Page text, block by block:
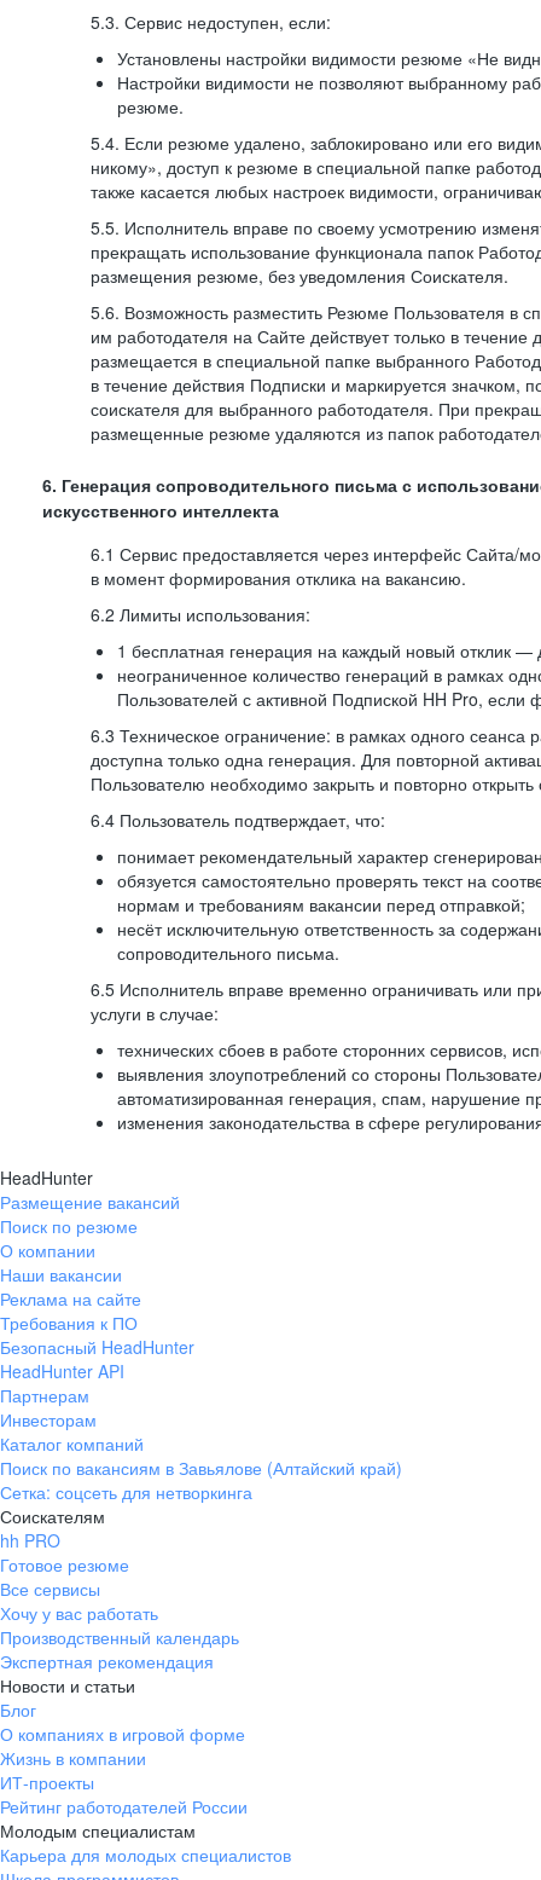
5.3. Сервис недоступен, если:
Установлены настройки видимости резюме «Не
Настройки видимости не позволяют выбранному
резюме.
5.4. Если резюме удалено, заблокировано или его
никому», доступ к резюме в специальной папке
также касается любых настроек видимости,
5.5. Исполнитель вправе по своему усмотрению
прекращать использование функционала папок
размещения резюме, без уведомления Соискателя.
5.6. Возможность разместить Резюме Пользователя в
им работодателя на Сайте действует только в
размещается в специальной папке выбранного
в течение действия Подписки и маркируется
соискателя для выбранного работодателя. При
размещенные резюме удаляются из папок
6. Генерация сопроводительного письма с
искусственного интеллекта
6.1 Сервис предоставляется через интерфейс Сайта/
в момент формирования отклика на вакансию.
6.2 Лимиты использования:
1 бесплатная генерация на каждый новый отклик —
неограниченное количество генераций в рамках
Пользователей с активной Подпиской HH Pro,
6.3 Техническое ограничение: в рамках одного сеанса
доступна только одна генерация. Для повторной
Пользователю необходимо закрыть и повторно открыть
6.4 Пользователь подтверждает, что:
понимает рекомендательный характер
обязуется самостоятельно проверять текст на
нормам и требованиям вакансии перед отправкой;
несёт исключительную ответственность за
сопроводительного письма.
6.5 Исполнитель вправе временно ограничивать или
услуги в случае:
технических сбоев в работе сторонних сервисов,
выявления злоупотреблений со стороны
автоматизированная генерация, спам, нарушение
изменения законодательства в сфере
HeadHunter
Размещение вакансий
Поиск по резюме
О компании
Наши вакансии
Реклама на сайте
Требования к ПО
Безопасный HeadHunter
HeadHunter API
Партнерам
Инвесторам
Каталог компаний
Поиск по вакансиям в Завьялове (Алтайский край)
Сетка: соцсеть для нетворкинга
Соискателям
hh PRO
Готовое резюме
Все сервисы
Хочу у вас работать
Производственный календарь
Экспертная рекомендация
Новости и статьи
Блог
О компаниях в игровой форме
Жизнь в компании
ИТ-проекты
Рейтинг работодателей России
Молодым специалистам
Карьера для молодых специалистов